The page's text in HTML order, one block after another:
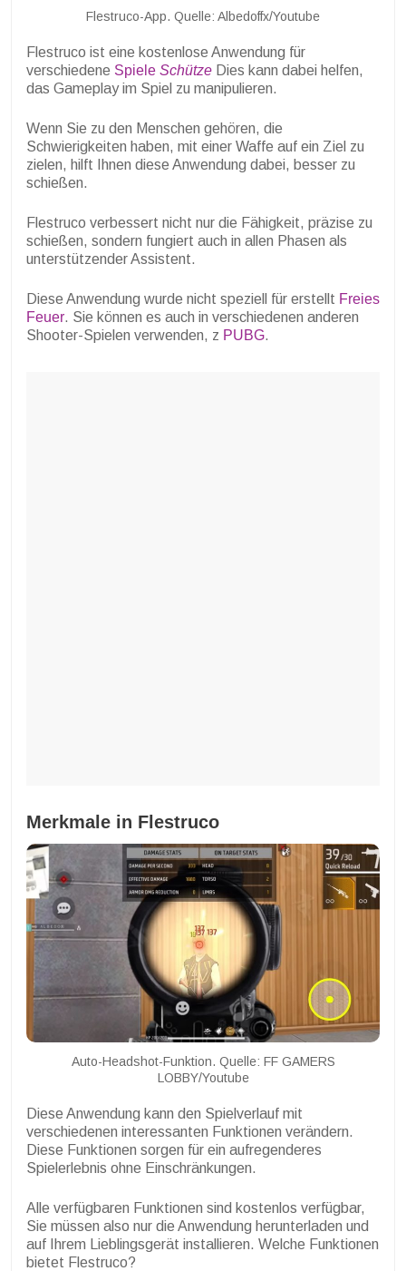
Flestruco-App. Quelle: Albedoffx/Youtube
Flestruco ist eine kostenlose Anwendung für
verschiedene Spiele Schütze Dies kann dabei helfen,
das Gameplay im Spiel zu manipulieren.
Wenn Sie zu den Menschen gehören, die
Schwierigkeiten haben, mit einer Waffe auf ein Ziel zu
zielen, hilft Ihnen diese Anwendung dabei, besser zu
schießen.
Flestruco verbessert nicht nur die Fähigkeit, präzise zu
schießen, sondern fungiert auch in allen Phasen als
unterstützender Assistent.
Diese Anwendung wurde nicht speziell für erstellt Freies
Feuer. Sie können es auch in verschiedenen anderen
Shooter-Spielen verwenden, z PUBG.
Merkmale in Flestruco
Auto-Headshot-Funktion. Quelle: FF GAMERS
LOBBY/Youtube
Diese Anwendung kann den Spielverlauf mit
verschiedenen interessanten Funktionen verändern.
Diese Funktionen sorgen für ein aufregenderes
Spielerlebnis ohne Einschränkungen.
Alle verfügbaren Funktionen sind kostenlos verfügbar,
Sie müssen also nur die Anwendung herunterladen und
auf Ihrem Lieblingsgerät installieren. Welche Funktionen
bietet Flestruco?